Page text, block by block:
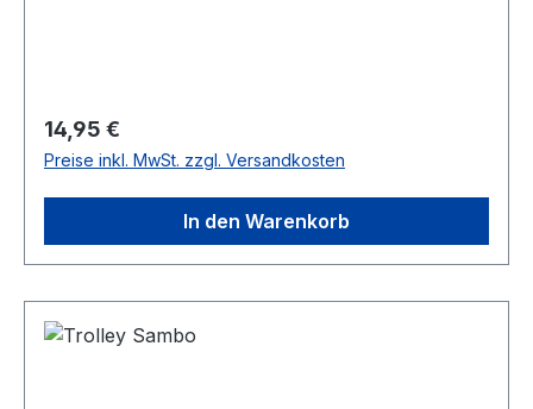
Regulärer Preis:
14,95 €
Preise inkl. MwSt. zzgl. Versandkosten
In den Warenkorb